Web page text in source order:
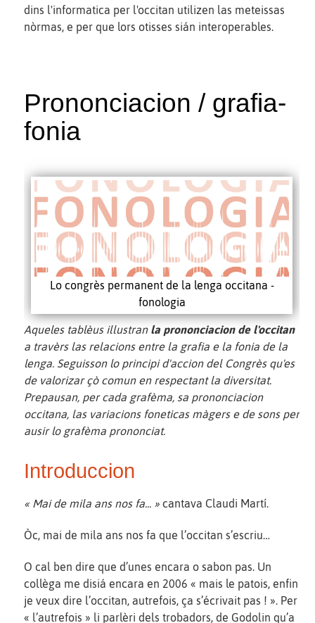
dins l'informatica per l'occitan utilizen las meteissas
nòrmas, e per que lors otisses sián interoperables.
Prononciacion / grafia-
fonia
Lo congrès permanent de la lenga occitana -
fonologia
Aqueles tablèus illustran la prononciacion de l'occitan
a travèrs las relacions entre la grafia e la fonia de la
lenga. Seguisson lo principi d'accion del Congrès qu'es
de valorizar çò comun en respectant la diversitat.
Prepausan, per cada grafèma, sa prononciacion
occitana, las variacions foneticas màgers e de sons per
ausir lo grafèma prononciat.
Introduccion
« Mai de mila ans nos fa... » cantava Claudi Martí.
Òc, mai de mila ans nos fa que l’occitan s’escriu…
O cal ben dire que d’unes encara o sabon pas. Un
collèga me disiá encara en 2006 « mais le patois, enfin
je veux dire l’occitan, autrefois, ça s’écrivait pas ! ». Per
« l’autrefois » li parlèri dels trobadors, de Godolin qu’a